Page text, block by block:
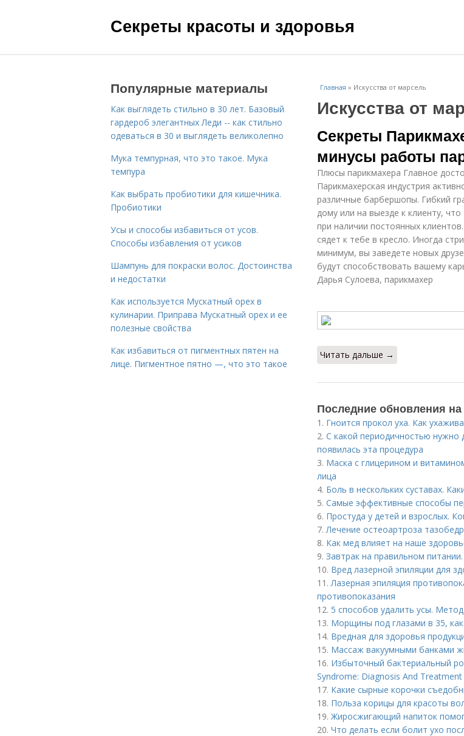
Секреты красоты и здоровья
Главная » Искусства от марсель
Искусства от
Секреты
минусы работы
Плюсы парикмахера Главное
Парикмахерская индустрия
различные барбершопы. Гибкий
дому или на выезде к клиенту,
при наличии постоянных
сядет к тебе в кресло. Иногда
минимум, вы заведете новых
будут способствовать вашему
Дарья Сулоева, парикмахер
Читать дальше →
Последние обновления на
1. Гноится прокол уха. Как
2. С какой периодичностью нужно
появилась эта процедура
3. Маска с глицерином и
лица
4. Боль в нескольких суставах.
5. Самые эффективные способы
6. Простуда у детей и взрослых.
7.Лечение остеоартроза
8. Как мед влияет на наше
9. Завтрак на правильном
10. Вред лазерной эпиляции для
11.Лазерная эпиляция
противопоказания
12. 5 способов удалить усы.
13. Морщины под глазами в 35,
14. Вредная для здоровья
15. Массаж вакуумными банками
16. Избыточный бактериальный
Syndrome: Diagnosis And Treatment
17. Какие сырные корочки
18. Польза корицы для красоты
19.Жиросжигающий напиток
20. Что делать если болит ухо
Популярные материалы
Как выглядеть стильно в 30 лет. Базовый
гардероб элегантных Леди -- как стильно
одеваться в 30 и выглядеть великолепно
Мука темпурная, что это такое. Мука
темпура
Как выбрать пробиотики для кишечника.
Пробиотики
Усы и способы избавиться от усов.
Способы избавления от усиков
Шампунь для покраски волос. Достоинства
и недостатки
Как используется Мускатный орех в
кулинарии. Приправа Мускатный орех и ее
полезные свойства
Как избавиться от пигментных пятен на
лице. Пигментное пятно —, что это такое